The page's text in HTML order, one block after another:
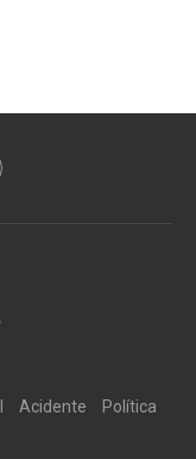
Acidente
Política